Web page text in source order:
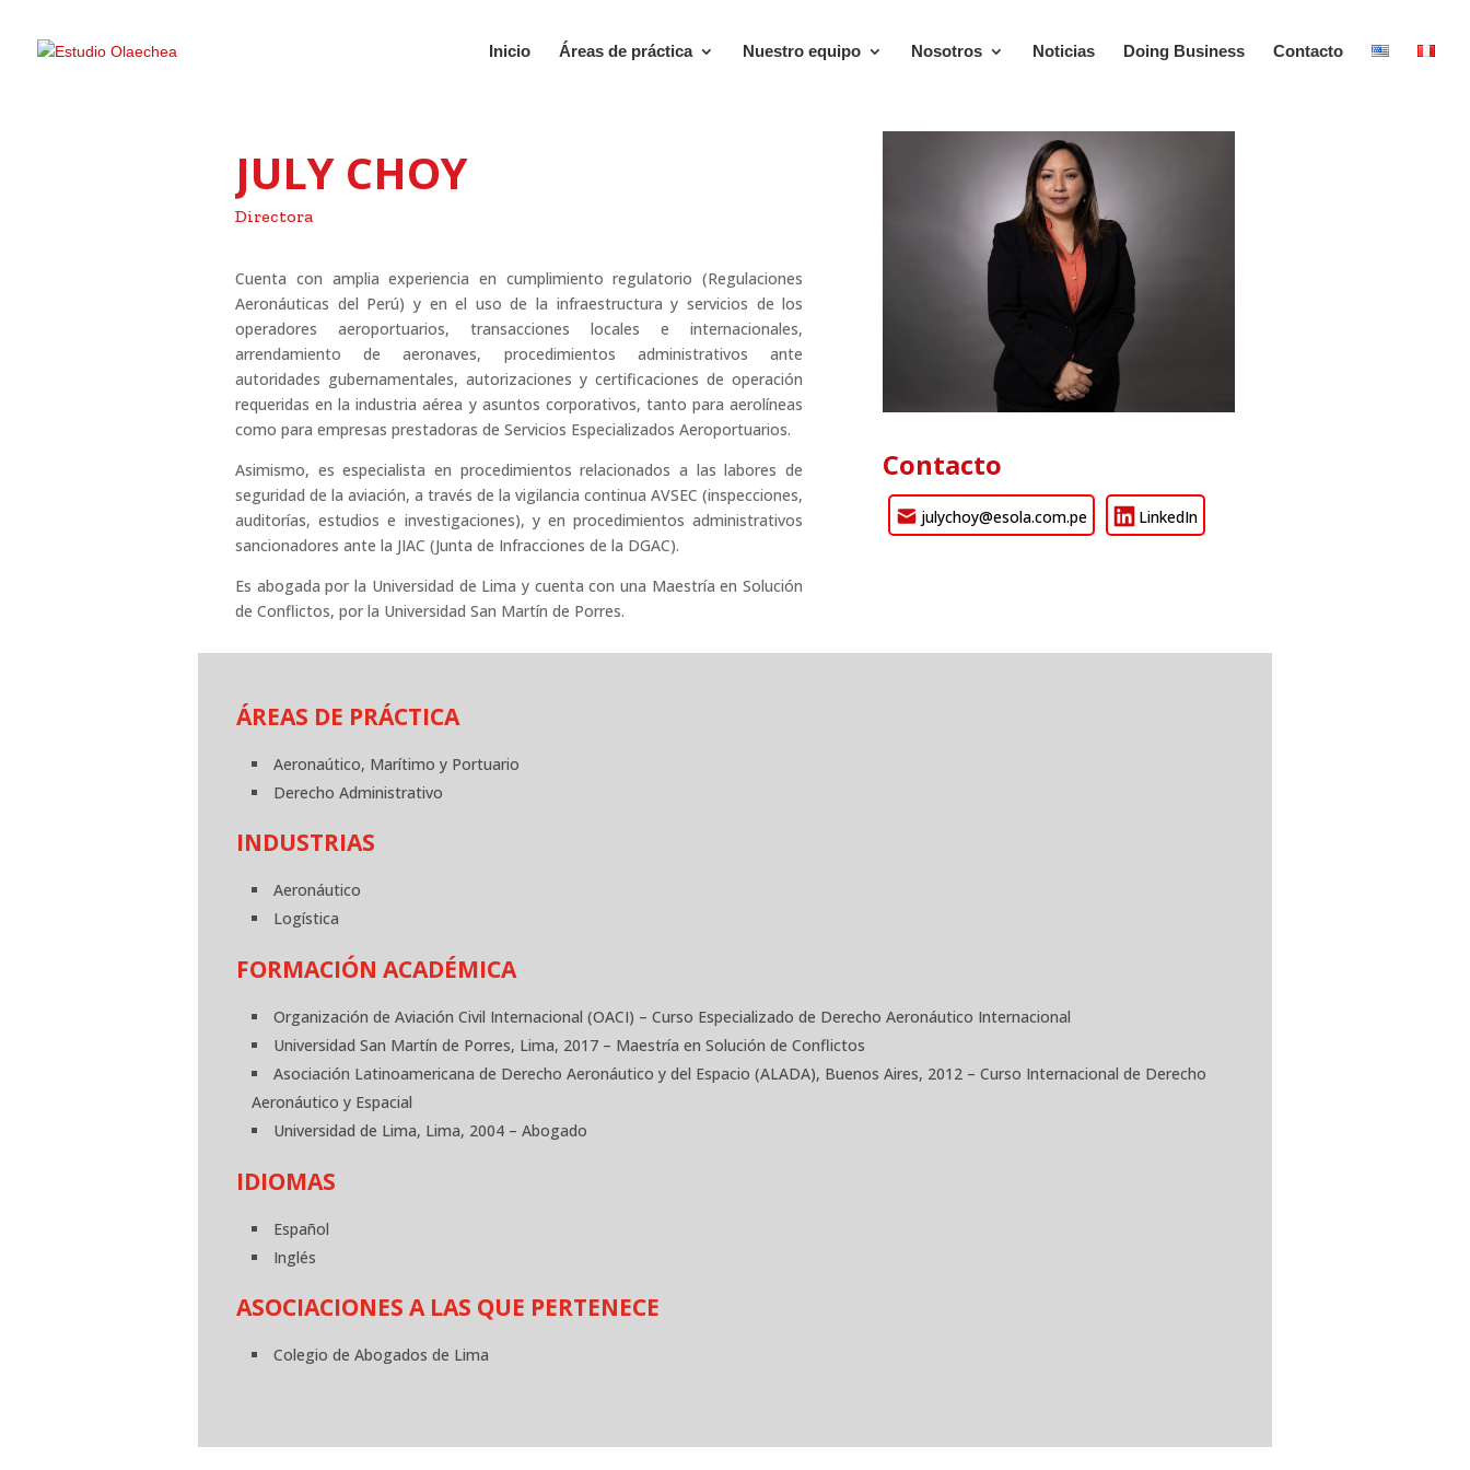
Inicio Áreas de práctica Nuestro equipo Nosotros Noticias Doing Business Contacto
JULY CHOY
Directora
Cuenta con amplia experiencia en cumplimiento regulatorio (Regulaciones
Aeronáuticas del Perú) y en el uso de la infraestructura y servicios de los
operadores aeroportuarios, transacciones locales e internacionales,
arrendamiento de aeronaves, procedimientos administrativos ante
autoridades gubernamentales, autorizaciones y certificaciones de operación
requeridas en la industria aérea y asuntos corporativos, tanto para aerolíneas
como para empresas prestadoras de Servicios Especializados Aeroportuarios.
Asimismo, es especialista en procedimientos relacionados a las labores de
seguridad de la aviación, a través de la vigilancia continua AVSEC (inspecciones,
auditorías, estudios e investigaciones), y en procedimientos administrativos
sancionadores ante la JIAC (Junta de Infracciones de la DGAC).
Es abogada por la Universidad de Lima y cuenta con una Maestría en Solución
de Conflictos, por la Universidad San Martín de Porres.
Contacto
julychoy@esola.com.pe LinkedIn
ÁREAS DE PRÁCTICA
Aeronaútico, Marítimo y Portuario
Derecho Administrativo
INDUSTRIAS
Aeronáutico
Logística
FORMACIÓN ACADÉMICA
Organización de Aviación Civil Internacional (OACI) – Curso Especializado de Derecho Aeronáutico Internacional
Universidad San Martín de Porres, Lima, 2017 – Maestría en Solución de Conflictos
Asociación Latinoamericana de Derecho Aeronáutico y del Espacio (ALADA), Buenos Aires, 2012 – Curso Internacional de Derecho
Aeronáutico y Espacial
Universidad de Lima, Lima, 2004 – Abogado
IDIOMAS
Español
Inglés
ASOCIACIONES A LAS QUE PERTENECE
Colegio de Abogados de Lima